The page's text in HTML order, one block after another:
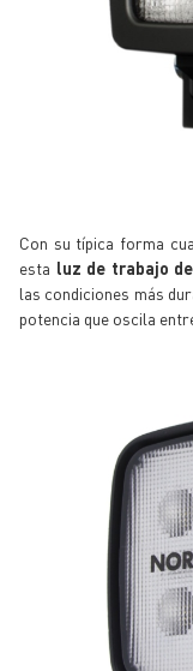
Con su típica forma
esta luz de trabajo
las condiciones más
potencia que oscila